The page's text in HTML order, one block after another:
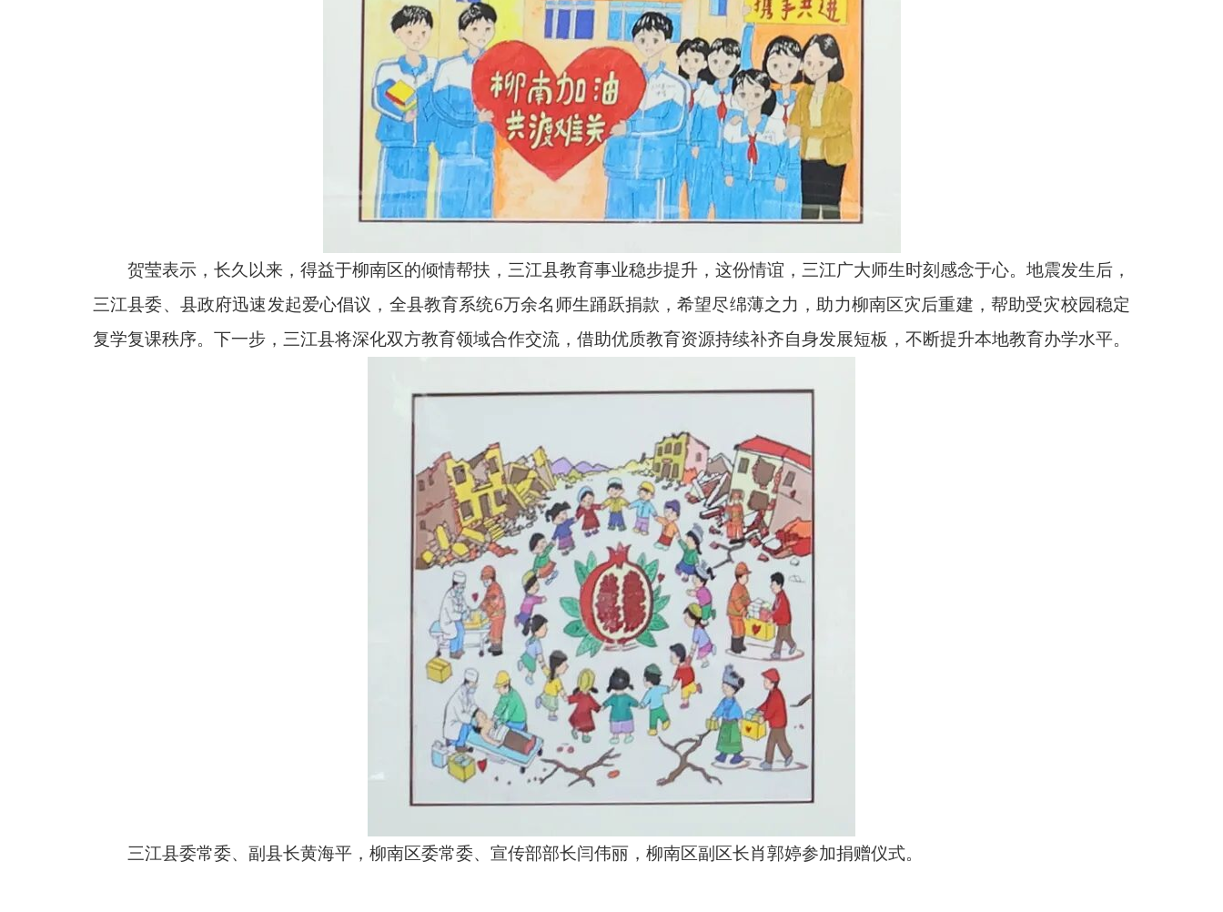
贺莹表示，长久以来，得益于柳南区的倾情帮扶，三江县教育事业稳步提升，这份情谊，三江广大师生时刻感念于心。地震发生后，
三江县委、县政府迅速发起爱心倡议，全县教育系统6万余名师生踊跃捐款，希望尽绵薄之力，助力柳南区灾后重建，帮助受灾校园稳定
复学复课秩序。下一步，三江县将深化双方教育领域合作交流，借助优质教育资源持续补齐自身发展短板，不断提升本地教育办学水平。
三江县委常委、副县长黄海平，柳南区委常委、宣传部部长闫伟丽，柳南区副区长肖郭婷参加捐赠仪式。